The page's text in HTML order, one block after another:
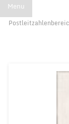
Menu